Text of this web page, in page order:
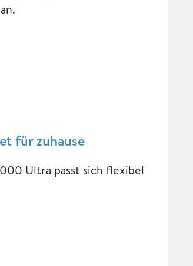
für zuhause
Ultra passt sich flexibel